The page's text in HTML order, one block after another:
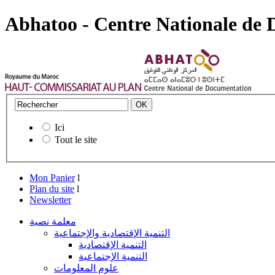
Abhatoo - Centre Nationale de
Ici
Tout le site
Mon Panier l
Plan du site l
Newsletter
معلمة نصية
التنمية الإقتصادية والإجتماعية
التنمية الإقتصادية
التنمية الإجتماعية
علوم المعلومات